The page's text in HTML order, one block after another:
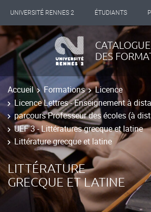
UNIVERSITÉ RENNES 2 ÉTUDIANTS
INTERNATIONAL PROFESSIONNELS
LES NOUVELLES DE RENNES 2
CATALOGUE
DES
Accueil Formations
Licence
Licence Lettres - Enseignement à
parcours Professeur des écoles (à
UEF 3 - Littératures grecque et latine
Littérature grecque et latine
LITTÉRATURE
GRECQUE ET LATINE